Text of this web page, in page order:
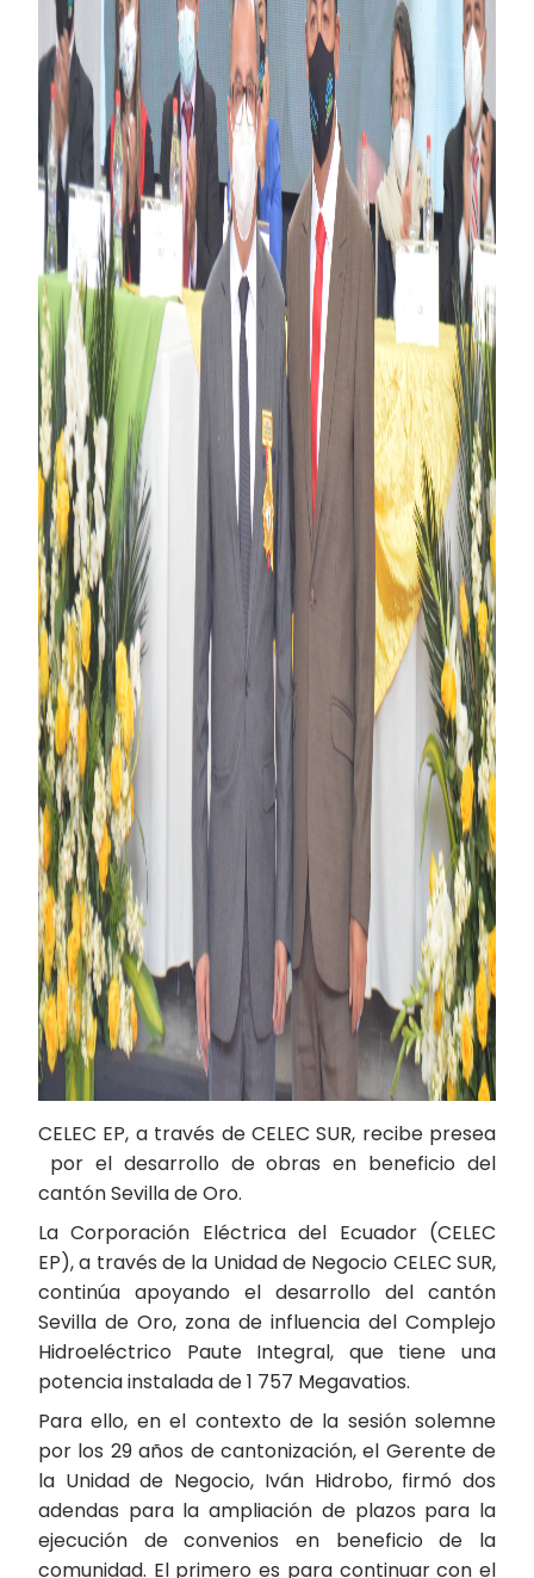
CELEC EP, a través de CELEC SUR, recibe presea
por el desarrollo de obras en beneficio del
cantón Sevilla de Oro.
La Corporación Eléctrica del Ecuador (CELEC
EP), a través de la Unidad de Negocio CELEC SUR,
continúa apoyando el desarrollo del cantón
Sevilla de Oro, zona de influencia del Complejo
Hidroeléctrico Paute Integral, que tiene una
potencia instalada de 1 757 Megavatios.
Para ello, en el contexto de la sesión solemne
por los 29 años de cantonización, el Gerente de
la Unidad de Negocio, Iván Hidrobo, firmó dos
adendas para la ampliación de plazos para la
ejecución de convenios en beneficio de la
comunidad. El primero es para continuar con el